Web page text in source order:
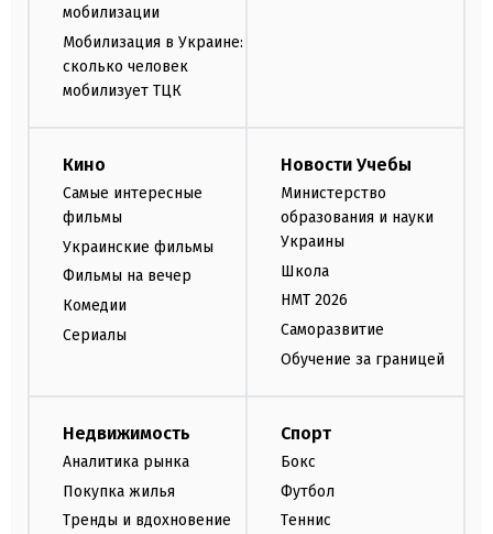
мобилизации
Мобилизация в Украине:
сколько человек
мобилизует ТЦК
Кино
Самые интересные
фильмы
Украинские фильмы
Фильмы на вечер
Комедии
Сериалы
Новости Учебы
Министерство
образования и науки
Украины
Школа
НМТ 2026
Саморазвитие
Обучение за границей
Недвижимость
Аналитика рынка
Покупка жилья
Тренды и вдохновение
Спорт
Бокс
Футбол
Теннис